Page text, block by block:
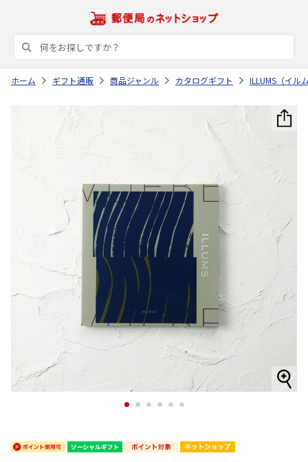
ホーム ギフト通販 商品ジャンル カタログギフト ILLUMS（イル
1 2 3 4 5 6